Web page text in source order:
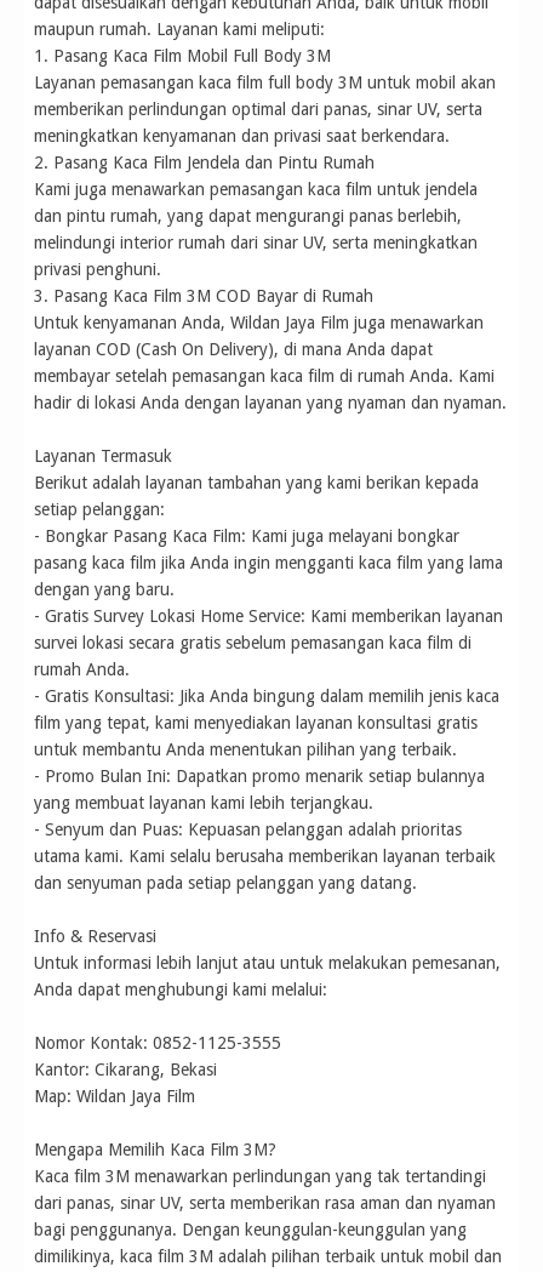
maupun rumah. Layanan kami meliputi:
1. Pasang Kaca Film Mobil Full Body 3M
Layanan pemasangan kaca film full body 3M untuk mobil akan
memberikan perlindungan optimal dari panas, sinar UV, serta
meningkatkan kenyamanan dan privasi saat berkendara.
2. Pasang Kaca Film Jendela dan Pintu Rumah
Kami juga menawarkan pemasangan kaca film untuk jendela
dan pintu rumah, yang dapat mengurangi panas berlebih,
melindungi interior rumah dari sinar UV, serta meningkatkan
privasi penghuni.
3. Pasang Kaca Film 3M COD Bayar di Rumah
Untuk kenyamanan Anda, Wildan Jaya Film juga menawarkan
layanan COD (Cash On Delivery), di mana Anda dapat
membayar setelah pemasangan kaca film di rumah Anda. Kami
hadir di lokasi Anda dengan layanan yang nyaman dan nyaman.
Layanan Termasuk
Berikut adalah layanan tambahan yang kami berikan kepada
setiap pelanggan:
- Bongkar Pasang Kaca Film: Kami juga melayani bongkar
pasang kaca film jika Anda ingin mengganti kaca film yang lama
dengan yang baru.
- Gratis Survey Lokasi Home Service: Kami memberikan layanan
survei lokasi secara gratis sebelum pemasangan kaca film di
rumah Anda.
- Gratis Konsultasi: Jika Anda bingung dalam memilih jenis kaca
film yang tepat, kami menyediakan layanan konsultasi gratis
untuk membantu Anda menentukan pilihan yang terbaik.
- Promo Bulan Ini: Dapatkan promo menarik setiap bulannya
yang membuat layanan kami lebih terjangkau.
- Senyum dan Puas: Kepuasan pelanggan adalah prioritas
utama kami. Kami selalu berusaha memberikan layanan terbaik
dan senyuman pada setiap pelanggan yang datang.
Info & Reservasi
Untuk informasi lebih lanjut atau untuk melakukan pemesanan,
Anda dapat menghubungi kami melalui:
Nomor Kontak: 0852-1125-3555
Kantor: Cikarang, Bekasi
Map: Wildan Jaya Film
Mengapa Memilih Kaca Film 3M?
Kaca film 3M menawarkan perlindungan yang tak tertandingi
dari panas, sinar UV, serta memberikan rasa aman dan nyaman
bagi penggunanya. Dengan keunggulan-keunggulan yang
dimilikinya, kaca film 3M adalah pilihan terbaik untuk mobil dan